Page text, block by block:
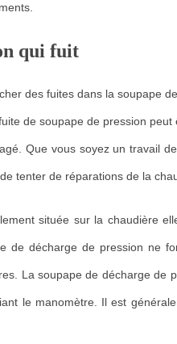
qui fuit
des fuites dans la soupape
de soupape de pression
Que vous soyez un travail
tenter de réparations de la
située sur la chaudière
de décharge de pression ne
La soupape de décharge de
le manomètre. Il est